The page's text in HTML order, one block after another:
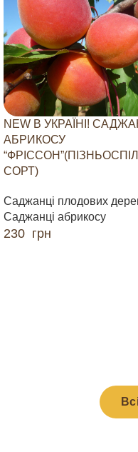
NEW В УКРАЇНІ!
АБРИКОСУ
СОРТ)
Саджанці плодових
Саджанці абрикосу
230 грн